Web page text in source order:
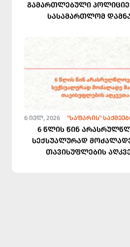
გამართლებული
სასამართლომ
6 ᲘᲕᲚ, 2026 "ᲡᲐᲤᲐᲠᲘᲡ"
6 წლის წინ
სექსუალურად
თავისუფლების